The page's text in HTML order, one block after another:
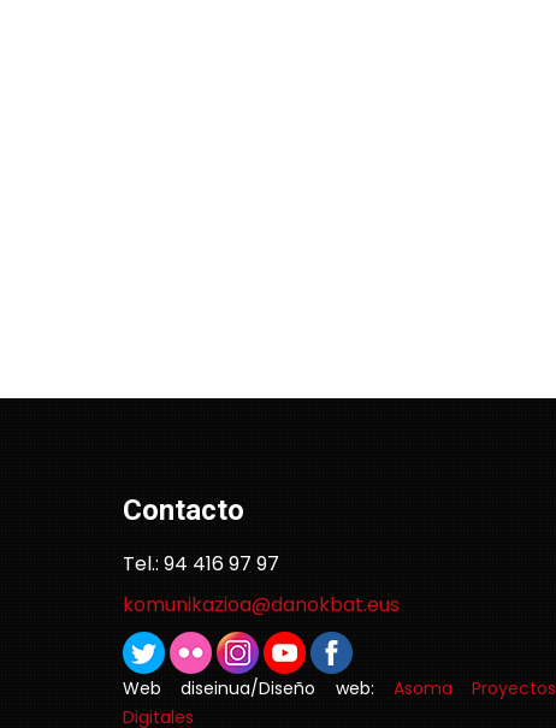
Contacto
Tel.: 94 416 97 97
komunikazioa@danokbat.eus
Web diseinua/Diseño web: Asoma Proyectos
Digitales